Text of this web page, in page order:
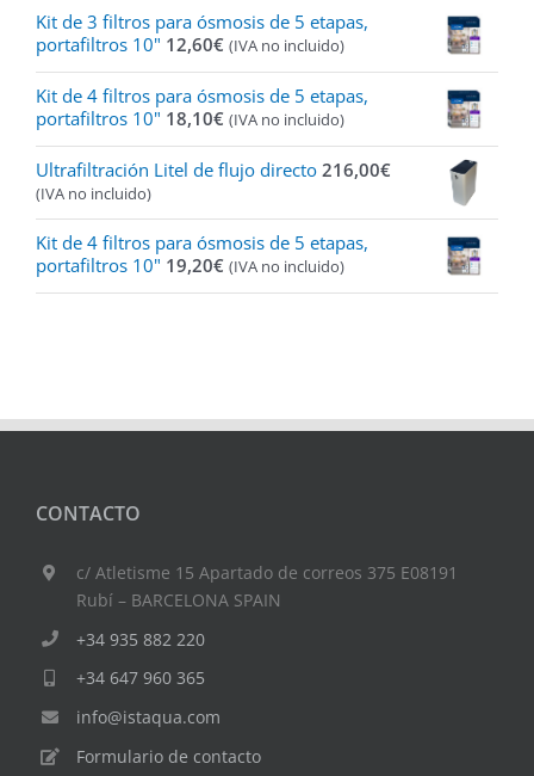
hasta
298,43€
Kit de 3 filtros para ósmosis de 5 etapas,
portafiltros 10" 12,60€ (IVA no incluido)
Kit de 4 filtros para ósmosis de 5 etapas,
portafiltros 10" 18,10€ (IVA no incluido)
Ultrafiltración Litel de flujo directo 216,00€
(IVA no incluido)
Kit de 4 filtros para ósmosis de 5 etapas,
portafiltros 10" 19,20€ (IVA no incluido)
CONTACTO
c/ Atletisme 15 Apartado de correos 375 E08191
Rubí – BARCELONA SPAIN
+34 935 882 220
+34 647 960 365
info@istaqua.com
Formulario de contacto